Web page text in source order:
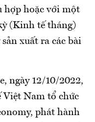
hợp hoặc với một
(Kinh tế tháng)
xuất ra các bài
ngày 12/10/2022,
Nam tổ chức
phát hành